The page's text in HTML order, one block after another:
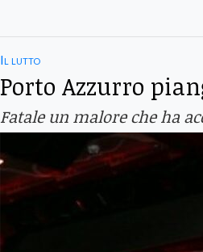
Il lutto
Porto Azzurro
Fatale un malore che ha